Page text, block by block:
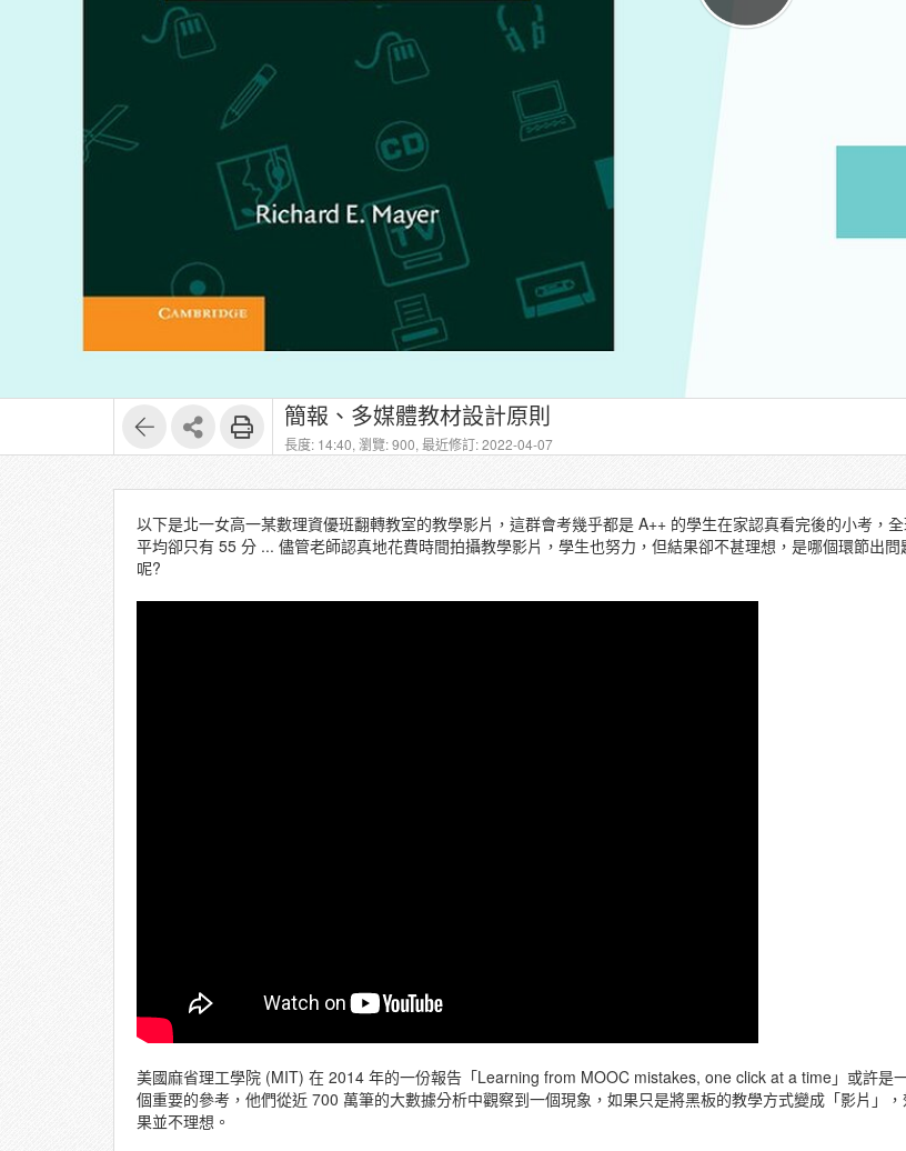
簡報、多媒體教材設計原則
長度: 14:40, 瀏覽: 900, 最近修訂: 2022-04-07
以下是北一女高一某數理資優班翻轉教室的教學影片，這群會考幾乎都是 A++ 的學生在家認真看完後的小考，
平均卻只有 55 分 ... 儘管老師認真地花費時間拍攝教學影片，學生也努力，但結果卻不甚理想，是哪個環節出問
呢?
美國麻省理工學院 (MIT) 在 2014 年的一份報告「Learning from MOOC mistakes, one click at a time」或許是
個重要的參考，他們從近 700 萬筆的大數據分析中觀察到一個現象，如果只是將黑板的教學方式變成「影片」
果並不理想。